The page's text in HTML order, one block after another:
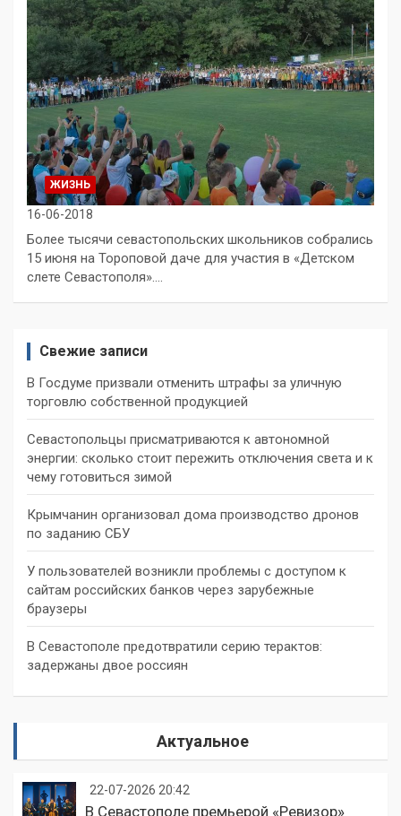
ЖИЗНЬ
16-06-2018
Более тысячи севастопольских школьников собрались
15 июня на Тороповой даче для участия в «Детском
слете Севастополя».…
Свежие записи
В Госдуме призвали отменить штрафы за уличную
торговлю собственной продукцией
Севастопольцы присматриваются к автономной
энергии: сколько стоит пережить отключения света и к
чему готовиться зимой
Крымчанин организовал дома производство дронов
по заданию СБУ
У пользователей возникли проблемы с доступом к
сайтам российских банков через зарубежные
браузеры
В Севастополе предотвратили серию терактов:
задержаны двое россиян
Актуальное
22-07-2026 20:42
В Севастополе премьерой «Ревизор»